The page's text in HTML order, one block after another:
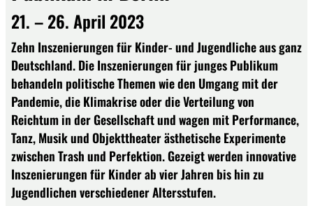
21. – 26. April 2023
Zehn Inszenierungen für Kinder- und Jugendliche aus ganz
Deutschland. Die Inszenierungen für junges Publikum
behandeln politische Themen wie den Umgang mit der
Pandemie, die Klimakrise oder die Verteilung von
Reichtum in der Gesellschaft und wagen mit Performance,
Tanz, Musik und Objekttheater ästhetische Experimente
zwischen Trash und Perfektion. Gezeigt werden innovative
Inszenierungen für Kinder ab vier Jahren bis hin zu
Jugendlichen verschiedener Altersstufen.